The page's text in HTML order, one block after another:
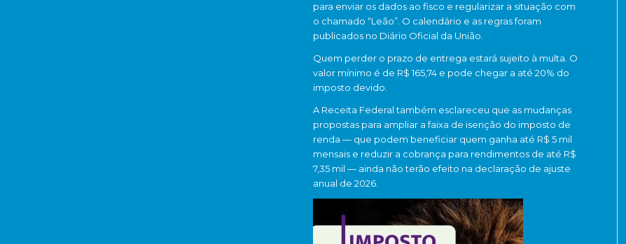
para enviar os dados ao fisco e regularizar a situação com
o chamado “Leão”. O calendário e as regras foram
publicados no Diário Oficial da União
Quem perder o prazo de entrega estará sujeito à multa. O
valor mínimo é de R$ 165,74 e pode chegar a até 20% do
imposto devido.
A Receita Federal também esclareceu que as mudanças
propostas para ampliar a faixa de isenção do imposto de
renda — que podem beneficiar quem ganha até R$ 5 mil
mensais e reduzir a cobrança para rendimentos de até R$
7,35 mil — ainda não terão efeito na declaração de ajuste
anual de 2026.